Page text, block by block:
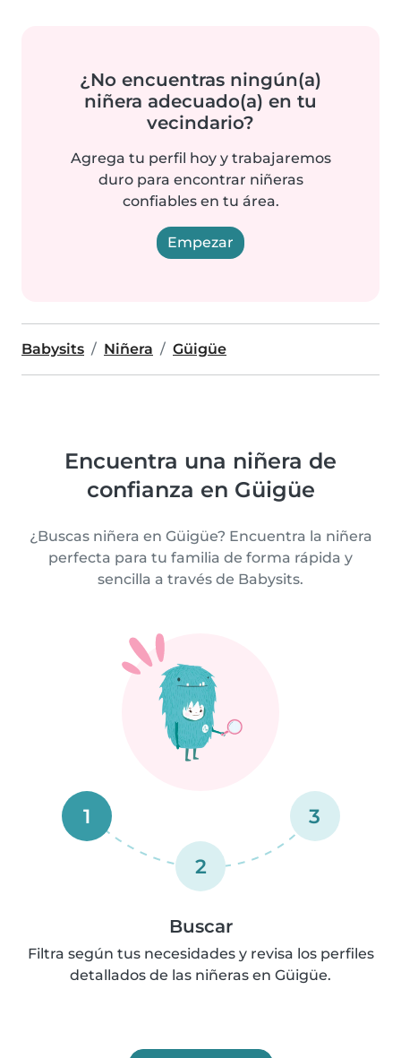
¿No encuentras ningún(a)
niñera adecuado(a) en tu
vecindario?
Agrega tu perfil hoy y trabajaremos
duro para encontrar niñeras
confiables en tu área.
Empezar
Babysits Niñera Güigüe
Encuentra una niñera de
confianza en Güigüe
¿Buscas niñera en Güigüe? Encuentra la niñera
perfecta para tu familia de forma rápida y
sencilla a través de Babysits.
1
2
3
Buscar
Filtra según tus necesidades y revisa los perfiles
detallados de las niñeras en Güigüe.